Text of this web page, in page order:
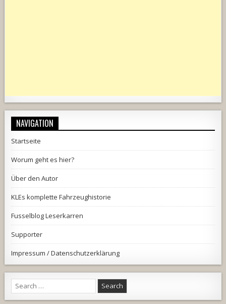
NAVIGATION
Startseite
Worum geht es hier?
Über den Autor
KLEs komplette Fahrzeughistorie
Fusselblog Leserkarren
Supporter
Impressum / Datenschutzerklärung
Search
for: